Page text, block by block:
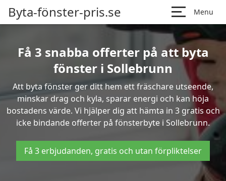
Byta-fönster-pris.se Menu
Få 3 snabba offerter på att byta
fönster i Sollebrunn
Att byta fönster ger ditt hem ett fräschare utseende,
minskar drag och kyla, sparar energi och kan höja
bostadens värde. Vi hjälper dig att hämta in 3 gratis och
icke bindande offerter på fönsterbyte i Sollebrunn.
Få 3 erbjudanden, gratis och utan förpliktelser